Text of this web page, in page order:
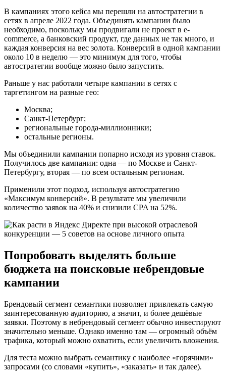
В кампаниях этого кейса мы перешли на автостратегии в
сетях в апреле 2022 года. Объединять кампании было
необходимо, поскольку мы продвигали не проект в e-
commerce, а банковский продукт, где данных не так много, и
каждая конверсия на вес золота. Конверсий в одной кампании
около 10 в неделю — это минимум для того, чтобы
автостратегии вообще можно было запустить.
Раньше у нас работали четыре кампании в сетях с
таргетингом на разные гео:
Москва;
Санкт-Петербург;
региональные города-миллионники;
остальные регионы.
Мы объединили кампании попарно исходя из уровня ставок.
Получилось две кампании: одна — по Москве и Санкт-
Петербургу, вторая — по всем остальным регионам.
Применили этот подход, используя автостратегию
«Максимум конверсий». В результате мы увеличили
количество заявок на 40% и снизили CPA на 52%.
Попробовать выделять больше
бюджета на поисковые небрендовые
кампании
Брендовый сегмент семантики позволяет привлекать самую
заинтересованную аудиторию, а значит, и более дешёвые
заявки. Поэтому в небрендовый сегмент обычно инвестируют
значительно меньше. Однако именно там — огромный объём
трафика, который можно охватить, если увеличить вложения.
Для теста можно выбрать семантику с наиболее «горячими»
запросами (со словами «купить», «заказать» и так далее).